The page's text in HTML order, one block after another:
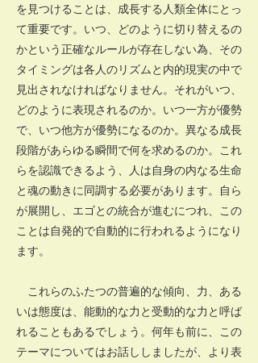
を見つけることは、成長する人類全体にとっ
て重要です。いつ、どのように切り替えるの
かという正確なルールが存在しない為、その
タイミングは各人のリズムと内的現実の中で
見出されなければなりません。それがいつ、
どのように表現されるのか。いつ一方が優勢
で、いつ他方が優勢になるのか。異なる成長
段階があらゆる瞬間で何を求めるのか。これ
らを認識できるよう、人は自身の内なる生命
と魂の動きに同調する必要があります。自ら
が展開し、エゴとの統合が進むにつれ、この
ことは自発的で自動的に行われるようになり
ます。
これらのふたつの普遍的な傾向、力、ある
いは態度は、能動的な力と受動的な力と呼ば
れることもあるでしょう。何年も前に、この
テーマについてはお話ししましたが、より表